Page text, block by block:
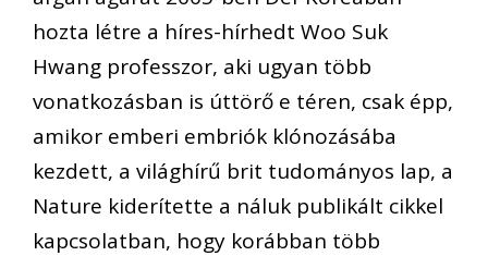
hozta létre a híres-hírhedt Woo Suk
Hwang professzor, aki ugyan több
vonatkozásban is úttörő e téren, csak épp,
amikor emberi embriók klónozásába
kezdett, a világhírű brit tudományos lap, a
Nature kiderítette a náluk publikált cikkel
kapcsolatban, hogy korábban több